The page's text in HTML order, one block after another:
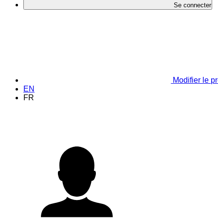
Se connecter
Modifier le
EN
FR